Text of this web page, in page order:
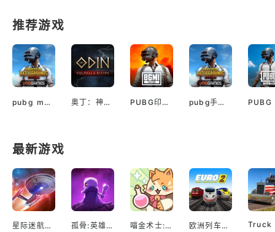
推荐游戏
pubg mobile最新版本 奥丁：神判（国际服） PUBG印服手机安卓版 pubg手游越南服最新版
最新游戏
星际迷航：舰队指挥官 孤骨:英雄杀手 喵金术士:猫咪合并大亨 欧洲列车模拟2